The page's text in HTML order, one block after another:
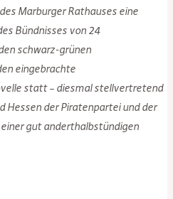
Marburger Rathauses eine
Bündnisses von 24
schwarz-grünen
eingebrachte
statt – diesmal stellvertretend
Hessen der Piratenpartei und der
gut anderthalbstündigen